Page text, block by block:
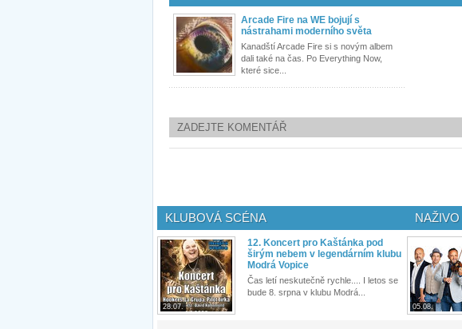
Arcade Fire na WE bojují s
nástrahami moderního světa
Kanadští Arcade Fire si s novým albem
dali také na čas. Po Everything Now,
které sice...
ZADEJTE KOMENTÁŘ
KLUBOVÁ SCÉNA
28.07.
12. Koncert pro Kaštánka pod
širým nebem v legendárním klubu
Modrá Vopice
Čas letí neskutečně rychle.... I letos se
bude 8. srpna v klubu Modrá...
NAŽIVO
05.08.